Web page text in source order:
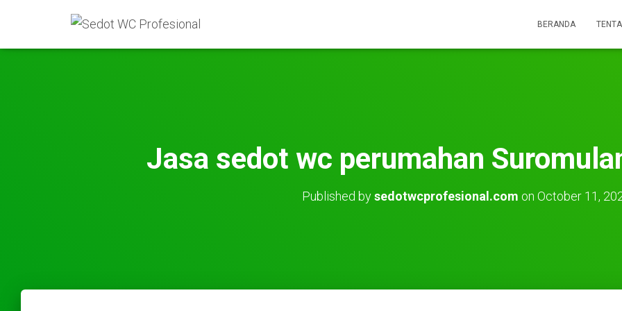
BERANDA
Jasa sedot wc perumahan
Published bysedotwcprofesional.com on October 11,